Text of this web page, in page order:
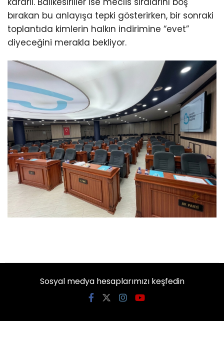
bırakan bu anlayışa tepki gösterirken, bir sonraki
toplantıda kimlerin halkın indirimine “evet”
diyeceğini merakla bekliyor.
Sosyal medya hesaplarımızı keşfedin